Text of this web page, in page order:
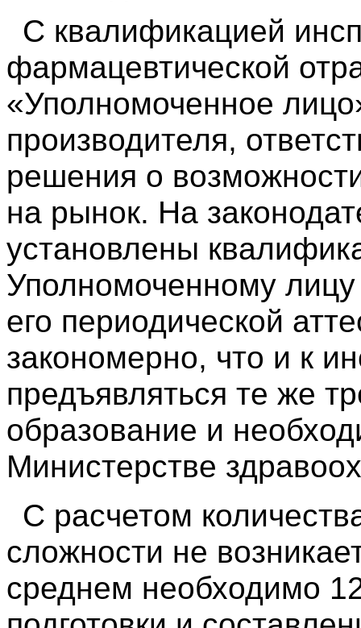
С квалификацией
фармацевтической
«Уполномоченное
производителя,
решения о
на рынок. На
установлены
Уполномоченному
его периодической
закономерно, что и к
предъявляться те же
образование и
Министерстве
С расчетом
сложности не
среднем необходимо